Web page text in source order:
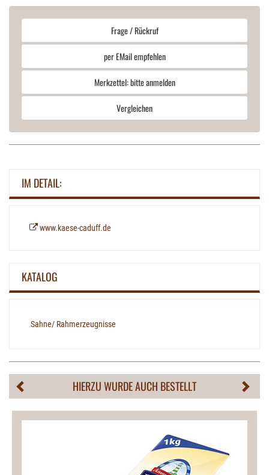
Frage / Rückruf
per EMail empfehlen
Merkzettel: bitte anmelden
Vergleichen
IM DETAIL:
www.kaese-caduff.de
KATALOG
Sahne/ Rahmerzeugnisse
HIERZU WURDE AUCH BESTELLT